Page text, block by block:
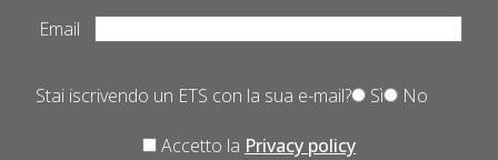
Email
Stai iscrivendo un ETS con la sua e-mail? Sì No
Accetto la Privacy policy